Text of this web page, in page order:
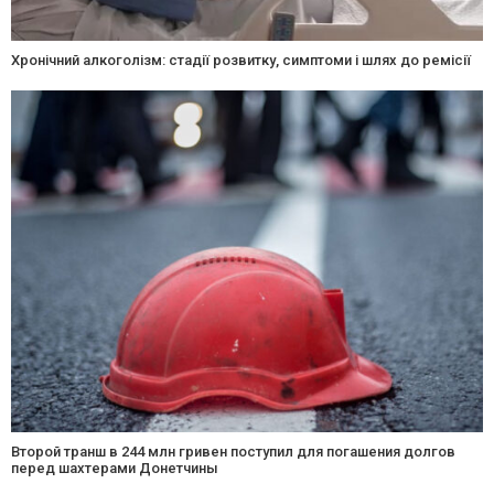
Хронічний алкоголізм: стадії розвитку, симптоми і шлях до ремісії
Второй транш в 244 млн гривен поступил для погашения долгов
перед шахтерами Донетчины